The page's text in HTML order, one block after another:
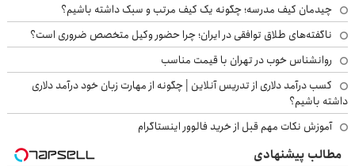
چیدمان کیف مدرسه؛ چگونه یک کیف مرتب و سبک داشته باشیم؟
ناگفته‌های طلاق توافقی در ایران؛ چرا حضور وکیل متخصص ضروری است؟
روانشناس خوب در تهران با قیمت مناسب
کسب درآمد دلاری از تدریس آنلاین | چگونه از مهارت زبان خود درآمد دلاری
داشته باشیم؟
آموزش نکات مهم قبل از خرید فالوور اینستاگرام
مطالب پیشنهادی